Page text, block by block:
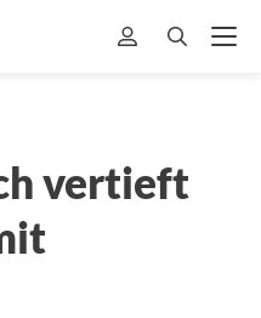
vertieft